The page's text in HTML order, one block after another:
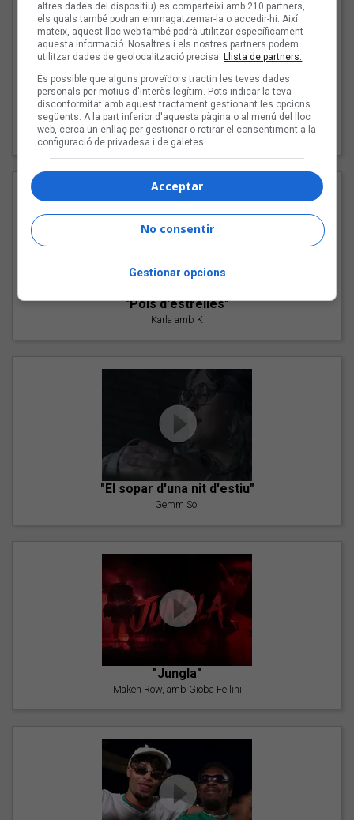
"Les cabres"
94 Rules amb Compte
"Pols d'estrelles"
Karla amb K
"El sopar d'una nit d'estiu"
Gemm Sol
"Jungla"
Maken Row, amb Gioba Fellini
altres dades del dispositiu) es comparteixi amb 210 partners,
els quals també podran emmagatzemar-la o accedir-hi. Així
mateix, aquest lloc web també podrà utilitzar específicament
aquesta informació. Nosaltres i els nostres partners podem
utilitzar dades de geolocalització precisa. Llista de partners.
És possible que alguns proveïdors tractin les teves dades
personals per motius d'interès legítim. Pots indicar la teva
disconformitat amb aquest tractament gestionant les opcions
següents. A la part inferior d'aquesta pàgina o al menú del lloc
web, cerca un enllaç per gestionar o retirar el consentiment a la
configuració de privadesa i de galetes.
Acceptar
No consentir
Gestionar opcions